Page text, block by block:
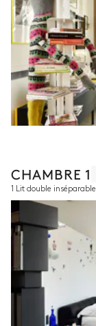
CHAMBRE 1
1 Lit double inséparable